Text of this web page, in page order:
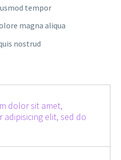
tempor
magna aliqua
nostrud
dolor sit amet,
adipisicing elit, sed do